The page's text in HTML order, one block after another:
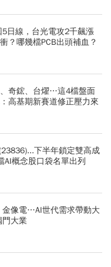
日線，台光電攻2千飆漲
？哪幾檔PCB出頭補血？
奇鋐、台燿…這4檔盤面
高基期新賽道修正壓力來
下半年鎖定雙高成
概念股口袋名單出列
金像電…AI世代需求帶動大
門大業